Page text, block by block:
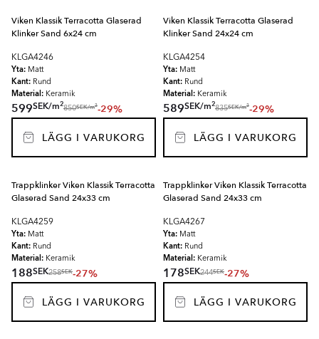
Viken Klassik Terracotta Glaserad
Klinker Sand 6x24 cm
KLGA4246
Yta: Matt
Kant: Rund
Material: Keramik
599SEK/m2
850SEK/m2-29%
LÄGG I VARUKORG
Viken Klassik Terracotta Glaserad
Klinker Sand 24x24 cm
KLGA4254
Yta: Matt
Kant: Rund
Material: Keramik
589SEK/m2
835SEK/m2-29%
LÄGG I VARUKORG
Trappklinker Viken Klassik Terracotta
Glaserad Sand 24x33 cm
KLGA4259
Yta: Matt
Kant: Rund
Material: Keramik
188SEK258SEK-27%
LÄGG I VARUKORG
Trappklinker Viken Klassik Terracotta
Glaserad Sand 24x33 cm
KLGA4267
Yta: Matt
Kant: Rund
Material: Keramik
178SEK244SEK-27%
LÄGG I VARUKORG